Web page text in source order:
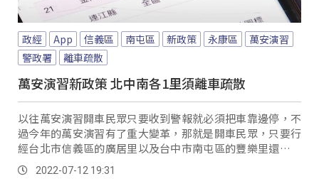
政經 App 信義區 南屯區 新政策 永康區
萬安演習
警政署
離車疏散
萬安演習新政策 北中南各1里須離車疏散
以往萬安演習開車民眾只要收到警報就必須把車靠邊停，不
過今年的萬安演習有了重大變革，那就是開車民眾，只要行
經台北市信義區的廣居里以及台中市南屯區的豐樂里還有台
南市永康區東橋里，除了車要靠邊停之外，車上人員也要就
近疏散。
2022-07-12 19:31